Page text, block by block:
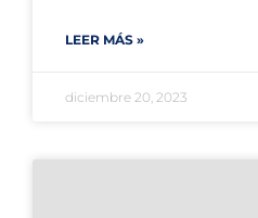
LEER MÁS »
diciembre 20, 2023